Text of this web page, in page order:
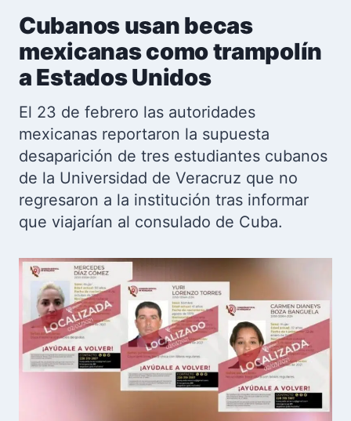
Cubanos usan becas
mexicanas como trampolín
a Estados Unidos
El 23 de febrero las autoridades
mexicanas reportaron la supuesta
desaparición de tres estudiantes cubanos
de la Universidad de Veracruz que no
regresaron a la institución tras informar
que viajarían al consulado de Cuba.